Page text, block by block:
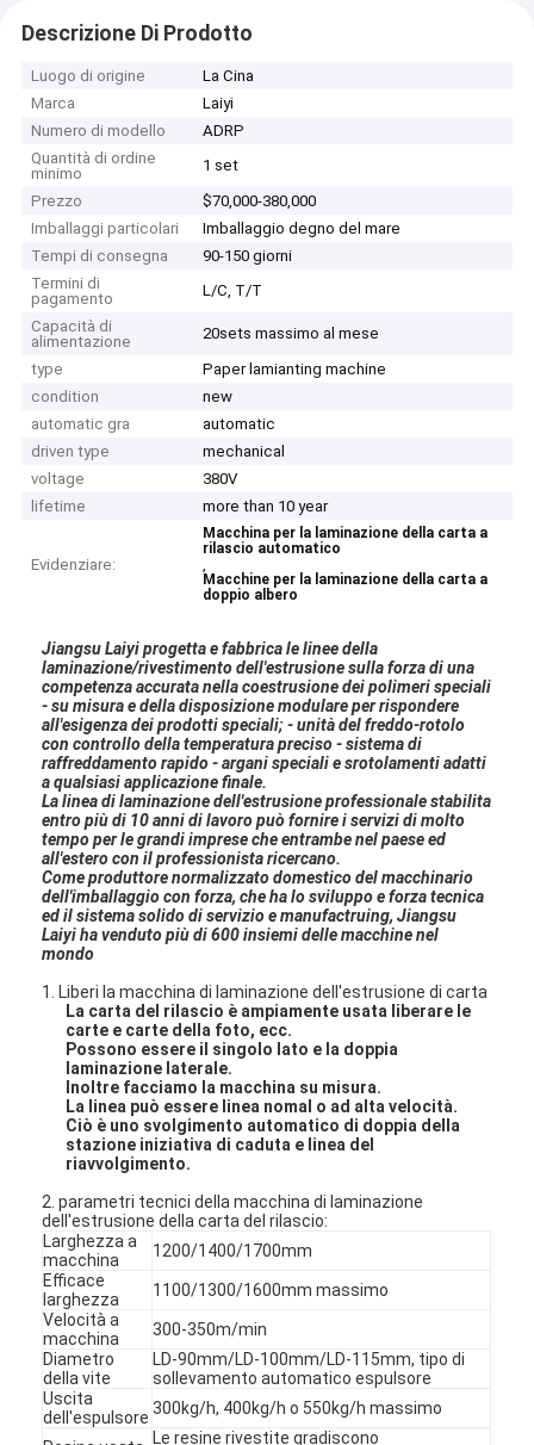
Descrizione Di Prodotto
Luogo di origine
La Cina
Marca
Laiyi
Numero di modello
ADRP
Quantità di ordine
minimo
1 set
Prezzo
$70,000-380,000
Imballaggi particolari
Imballaggio degno del mare
Tempi di consegna
90-150 giorni
Termini di
pagamento
L/C, T/T
Capacità di
alimentazione
20sets massimo al mese
type
Paper lamianting machine
condition
new
automatic gra
automatic
driven type
mechanical
voltage
380V
lifetime
more than 10 year
Evidenziare:
Macchina per la laminazione della carta a
rilascio automatico
,
Macchine per la laminazione della carta a
doppio albero
Jiangsu Laiyi progetta e fabbrica le linee della
laminazione/rivestimento dell'estrusione sulla forza di una
competenza accurata nella coestrusione dei polimeri speciali
- su misura e della disposizione modulare per rispondere
all'esigenza dei prodotti speciali; - unità del freddo-rotolo
con controllo della temperatura preciso - sistema di
raffreddamento rapido - argani speciali e srotolamenti adatti
a qualsiasi applicazione finale.
La linea di laminazione dell'estrusione professionale stabilita
entro più di 10 anni di lavoro può fornire i servizi di molto
tempo per le grandi imprese che entrambe nel paese ed
all'estero con il professionista ricercano.
Come produttore normalizzato domestico del macchinario
dell'imballaggio con forza, che ha lo sviluppo e forza tecnica
ed il sistema solido di servizio e manufactruing, Jiangsu
Laiyi ha venduto più di 600 insiemi delle macchine nel
mondo
1. Liberi la macchina di laminazione dell'estrusione di carta
La carta del rilascio è ampiamente usata liberare le
carte e carte della foto, ecc.
Possono essere il singolo lato e la doppia
laminazione laterale.
Inoltre facciamo la macchina su misura.
La linea può essere linea nomal o ad alta velocità.
Ciò è uno svolgimento automatico di doppia della
stazione iniziativa di caduta e linea del
riavvolgimento.
2. parametri tecnici della macchina di laminazione
dell'estrusione della carta del rilascio:
Larghezza a
macchina
1200/1400/1700mm
Efficace
larghezza
1100/1300/1600mm massimo
Velocità a
macchina
300-350m/min
Diametro
della vite
LD-90mm/LD-100mm/LD-115mm, tipo di
sollevamento automatico espulsore
Uscita
dell'espulsore 300kg/h, 400kg/h o 550kg/h massimo
Le resine rivestite gradiscono